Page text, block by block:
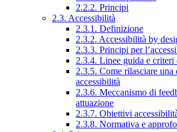
2.2.2. Principi
2.3. Accessibilità
2.3.1. Definizione
2.3.2. Accessibilità by
2.3.3. Principi per
2.3.4. Linee guida e criteri
2.3.5. Come rilasciare una
accessibilità
2.3.6. Meccanismo di
attuazione
2.3.7. Obiettivi
2.3.8. Normativa e